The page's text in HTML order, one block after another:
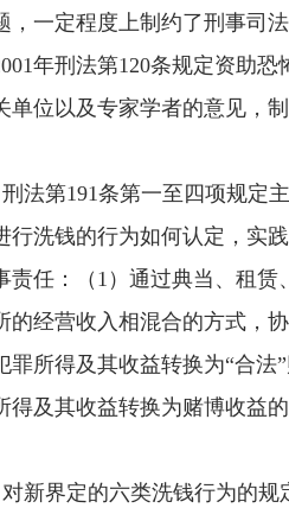
，一定程度上制约了刑事司
年刑法第120条规定资助
单位以及专家学者的意见，
第191条第一至四项规定
行洗钱的行为如何认定，实
责任：（1）通过典当、租
的经营收入相混合的方式，
罪所得及其收益转换为“合
得及其收益转换为赌博收益
界定的六类洗钱行为的规